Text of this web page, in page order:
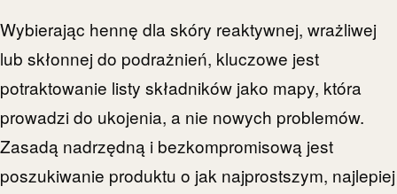
Wybierając hennę dla skóry reaktywnej, wrażliwej
lub skłonnej do podrażnień, kluczowe jest
potraktowanie listy składników jako mapy, która
prowadzi do ukojenia, a nie nowych problemów.
Zasadą nadrzędną i bezkompromisową jest
poszukiwanie produktu o jak najprostszym, najlepiej